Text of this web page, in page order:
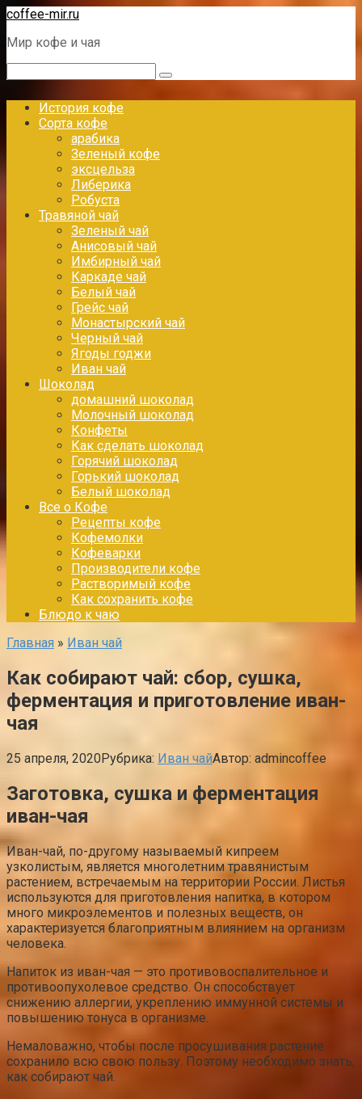
Перейти
контенту
coffee-mir.ru
Мир кофе и чая
История кофе
Сорта кофе
арабика
Зеленый кофе
эксцельза
Либерика
Робуста
Травяной чай
Зеленый чай
Анисовый чай
Имбирный чай
Каркаде чай
Белый чай
Грейс чай
Монастырский чай
Черный чай
Ягоды годжи
Иван чай
Шоколад
домашний шоколад
Молочный шоколад
Конфеты
Как сделать шоколад
Горячий шоколад
Горький шоколад
Белый шоколад
Все о Кофе
Рецепты кофе
Кофемолки
Кофеварки
Производители кофе
Растворимый кофе
Как сохранить кофе
Блюдо к чаю
Главная » Иван чай
Как собирают чай: сбор, сушка,
ферментация и приготовление иван-
чая
25 апреля, 2020Рубрика: Иван чайАвтор: admincoffee
Заготовка, сушка и ферментация
иван-чая
Иван-чай, по-другому называемый кипреем
узколистым, является многолетним травянистым
растением, встречаемым на территории России. Листья
используются для приготовления напитка, в котором
много микроэлементов и полезных веществ, он
характеризуется благоприятным влиянием на организм
человека.
Напиток из иван-чая — это противовоспалительное и
противоопухолевое средство. Он способствует
снижению аллергии, укреплению иммунной системы и
повышению тонуса в организме.
Немаловажно, чтобы после просушивания растение
сохранило всю свою пользу. Поэтому необходимо знать,
как собирают чай.